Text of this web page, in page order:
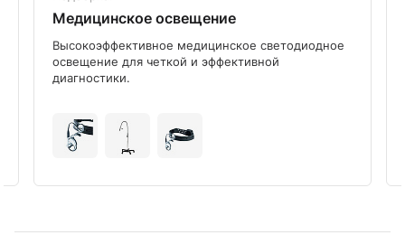
Медицинское освещение
Высокоэффективное медицинское светодиодное
освещение для четкой и эффективной
диагностики.